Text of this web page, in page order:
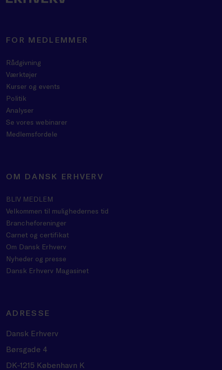
FOR MEDLEMMER
Rådgivning
Værktøjer
Kurser og events
Politik
Analyser
Se vores webinarer
Medlemsfordele
OM DANSK ERHVERV
BLIV MEDLEM
Velkommen til mulighedernes tid
Brancheforeninger
Carnet og certifikat
Om Dansk Erhverv
Nyheder og presse
Dansk Erhverv Magasinet
ADRESSE
Dansk Erhverv
Børsgade 4
DK-1215 København K